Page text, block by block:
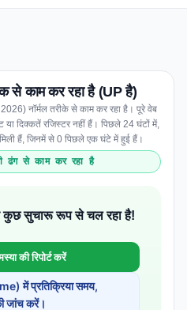
से काम कर रहा है (UP है)
नॉर्मल तरीके से काम कर रहा है। पूरे वेब
या दिक्कतें रजिस्टर नहीं हैं। पिछले 24 घंटों में,
हैं, जिनमें से 0 पिछले एक घंटे में हुई हैं।
ढंग से काम कर रहा है
सुचारू रूप से चल रहा है!
की रिपोर्ट करें
में प्रतिक्रिया समय,
जांच करें।